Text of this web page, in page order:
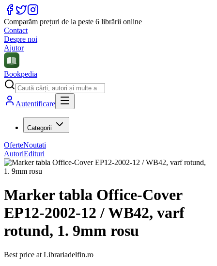
Comparăm prețuri de la peste 6 librării online
Contact
Despre noi
Ajutor
Bookpedia
Autentificare
Categorii
OferteNoutati
AutoriEdituri
Marker tabla Office-Cover
EP12-2002-12 / WB42, varf
rotund, 1. 9mm rosu
Best price at Librariadelfin.ro